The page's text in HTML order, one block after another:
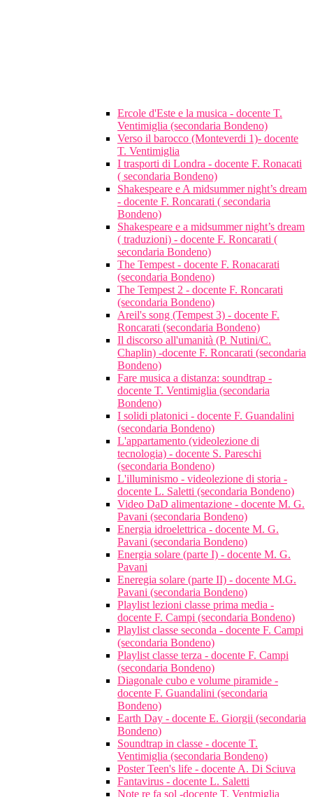
Ercole d'Este e la musica - docente T.
Ventimiglia (secondaria Bondeno)
Verso il barocco (Monteverdi 1)- docente
T. Ventimiglia
I trasporti di Londra - docente F. Ronacati
( secondaria Bondeno)
Shakespeare e A midsummer night’s dream
- docente F. Roncarati ( secondaria
Bondeno)
Shakespeare e a midsummer night’s dream
( traduzioni) - docente F. Roncarati (
secondaria Bondeno)
The Tempest - docente F. Ronacarati
(secondaria Bondeno)
The Tempest 2 - docente F. Roncarati
(secondaria Bondeno)
Areil's song (Tempest 3) - docente F.
Roncarati (secondaria Bondeno)
Il discorso all'umanità (P. Nutini/C.
Chaplin) -docente F. Roncarati (secondaria
Bondeno)
Fare musica a distanza: soundtrap -
docente T. Ventimiglia (secondaria
Bondeno)
I solidi platonici - docente F. Guandalini
(secondaria Bondeno)
L'appartamento (videolezione di
tecnologia) - docente S. Pareschi
(secondaria Bondeno)
L'illuminismo - videolezione di storia -
docente L. Saletti (secondaria Bondeno)
Video DaD alimentazione - docente M. G.
Pavani (secondaria Bondeno)
Energia idroelettrica - docente M. G.
Pavani (secondaria Bondeno)
Energia solare (parte I) - docente M. G.
Pavani
Eneregia solare (parte II) - docente M.G.
Pavani (secondaria Bondeno)
Playlist lezioni classe prima media -
docente F. Campi (secondaria Bondeno)
Playlist classe seconda - docente F. Campi
(secondaria Bondeno)
Playlist classe terza - docente F. Campi
(secondaria Bondeno)
Diagonale cubo e volume piramide -
docente F. Guandalini (secondaria
Bondeno)
Earth Day - docente E. Giorgii (secondaria
Bondeno)
Soundtrap in classe - docente T.
Ventimiglia (secondaria Bondeno)
Poster Teen's life - docente A. Di Sciuva
Fantavirus - docente L. Saletti
Note re fa sol -docente T. Ventmiglia